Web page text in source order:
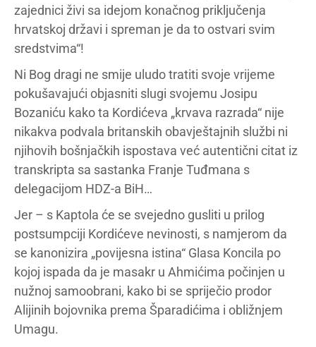
zajednici živi sa idejom konačnog priključenja
hrvatskoj državi i spreman je da to ostvari svim
sredstvima“!
Ni Bog dragi ne smije uludo tratiti svoje vrijeme
pokušavajući objasniti slugi svojemu Josipu
Bozaniću kako ta Kordićeva „krvava razrada“ nije
nikakva podvala britanskih obavještajnih službi ni
njihovih bošnjačkih ispostava već autentični citat iz
transkripta sa sastanka Franje Tuđmana s
delegacijom HDZ-a BiH…
Jer – s Kaptola će se svejedno gusliti u prilog
postsumpciji Kordićeve nevinosti, s namjerom da
se kanonizira „povijesna istina“ Glasa Koncila po
kojoj ispada da je masakr u Ahmićima počinjen u
nužnoj samoobrani, kako bi se spriječio prodor
Alijinih bojovnika prema Šparadićima i obližnjem
Umagu.